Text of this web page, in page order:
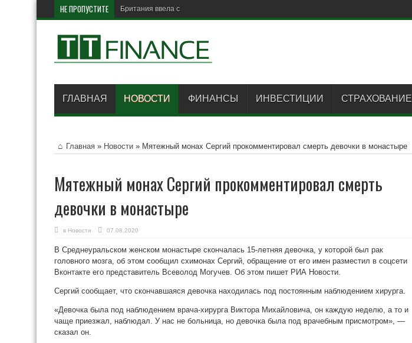
НЕ ПРОПУСТИТЕ Британия ввела санкции про
ГЛАВНАЯ НОВОСТИ ФИНАНСЫ ИНВЕСТИЦИИ СТРАХОВАНИЕ
Главная » Новости » Мятежный монах Сергий прокомментировал смерть девочки в монастыре
Мятежный монах Сергий прокомментировал смерть
девочки в монастыре
в Новости 07.08.2020
В Среднеуральском женском монастыре скончалась 15-летняя девочка, у которой был рак
головного мозга, об этом сообщил схимонах Сергий, обращение от его имен разместил в соцсети
Вконтакте его представитель Всеволод Могучев. Об этом пишет РИА Новости.
Сергий сообщает, что скончавшаяся девочка находилась под постоянным наблюдением хирурга.
«Девочка была под наблюдением врача-хирурга Виктора Михайловича, он каждую неделю, а то и
чаще приезжал, наблюдал. У нас не больница, но девочка была под врачебным присмотром», —
сказал он.